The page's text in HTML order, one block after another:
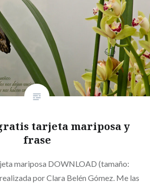
tarjeta mariposa y
frase
mariposa DOWNLOAD (tamaño:
por Clara Belén Gómez. Me las